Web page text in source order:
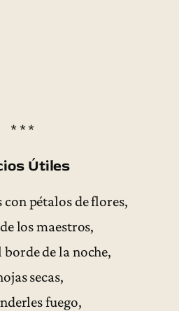
* * *
Útiles
con pétalos de flores,
los maestros,
borde de la noche,
secas,
fuego,